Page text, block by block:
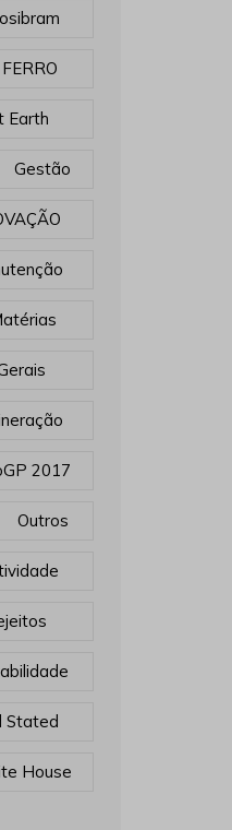
FERRO
Earth
Gestão
2017
Outros
Stated
House